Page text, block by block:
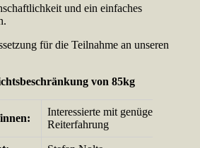
und ein einfaches
für die Teilnahme an unseren
von 85kg
Interessierte mit genügend
Reiterfahrung